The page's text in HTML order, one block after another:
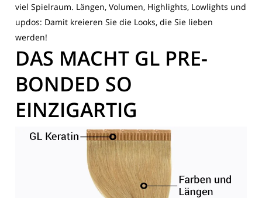
viel Spielraum. Längen, Volumen, Highlights, Lowlights und
updos: Damit kreieren Sie die Looks, die Sie lieben
werden!
DAS MACHT GL PRE-
BONDED SO
EINZIGARTIG